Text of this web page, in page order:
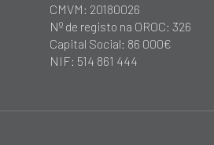
CMVM: 20180026
Nº de registo na OROC: 326
Capital Social: 86 000€
NIF: 514 861 444